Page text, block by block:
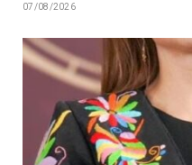
07/08/2026